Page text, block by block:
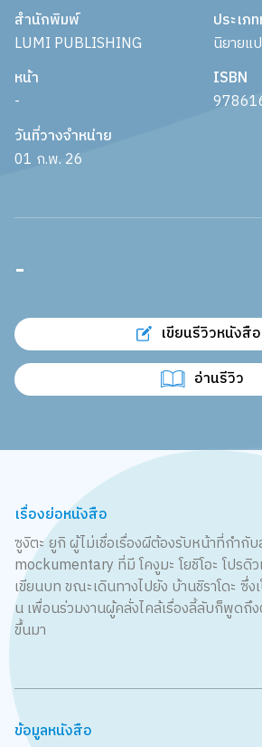
สำนักพิมพ์
LUMI PUBLISHING
ประเภ
นิยายแ
หน้า
-
ISBN
วันที่วางจำหน่าย
01 ก.พ. 26
-
เขียนรีวิวหนังสือ
อ่านรีวิว
เรื่องย่อหนังสือ
ซูงิตะ ยูกิ ผู้ไม่เชื่อเรื่องผีต้องรับหน้าที่กำกั
mockumentary ที่มี โคงูมะ โยชิโอะ โปรดิ
เขียนบท ขณะเดินทางไปยัง บ้านชิราโดะ ซึ่
น เพื่อนร่วมงานผู้คลั่งไคล้เรื่องลี้ลับก็พูดถึ
ขึ้นมา
ข้อมูลหนังสือ